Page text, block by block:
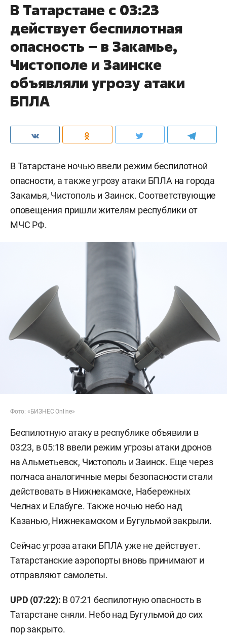
В Татарстане с 03:23
действует беспилотная
опасность – в Закамье,
Чистополе и Заинске
объявляли угрозу атаки
БПЛА
В Татарстане ночью ввели режим беспилотной
опасности, а также угрозу атаки БПЛА на города
Закамья, Чистополь и Заинск. Соответствующие
оповещения пришли жителям республики от
МЧС РФ.
Фото: «БИЗНЕС Online»
Беспилотную атаку в республике объявили в
03:23, в 05:18 ввели режим угрозы атаки дронов
на Альметьевск, Чистополь и Заинск. Еще через
полчаса аналогичные меры безопасности стали
действовать в Нижнекамске, Набережных
Челнах и Елабуге. Также ночью небо над
Казанью, Нижнекамском и Бугульмой закрыли.
Сейчас угроза атаки БПЛА уже не действует.
Татарстанские аэропорты вновь принимают и
отправляют самолеты.
UPD (07:22): В 07:21 беспилотную опасность в
Татарстане сняли. Небо над Бугульмой до сих
пор закрыто.